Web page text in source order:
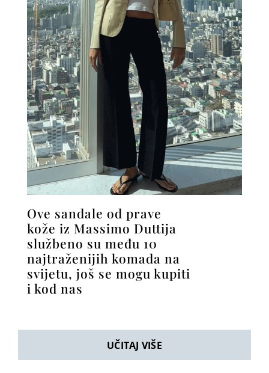
Ove sandale od prave
kože iz Massimo Duttija
službeno su među 10
najtraženijih komada na
svijetu, još se mogu kupiti
i kod nas
UČITAJ VIŠE